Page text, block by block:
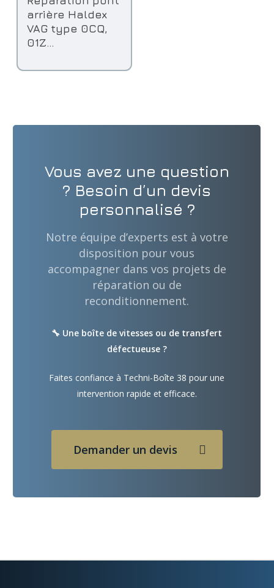
arrière Haldex
VAG type 0CQ,
01Z…
Vous avez une question
? Besoin d’un devis
personnalisé ?
Notre équipe d’experts est à votre
disposition pour vous
accompagner dans vos projets de
réparation ou de
reconditionnement.
🔧 Une boîte de vitesses ou de transfert
défectueuse ?
Faites confiance à Techni-Boîte 38 pour une
intervention rapide et efficace.
Demander un devis